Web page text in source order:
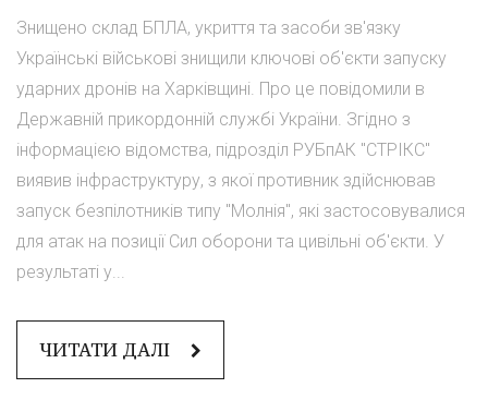
Знищено склад БПЛА, укриття та засоби зв'язку
Українські військові знищили ключові об'єкти запуску
ударних дронів на Харківщині. Про це повідомили в
Державній прикордонній службі України. Згідно з
інформацією відомства, підрозділ РУБпАК "СТРІКС"
виявив інфраструктуру, з якої противник здійснював
запуск безпілотників типу "Молнія", які застосовувалися
для атак на позиції Сил оборони та цивільні об'єкти. У
результаті у...
ЧИТАТИ ДАЛІ